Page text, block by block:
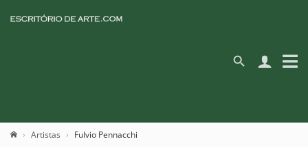
Artistas Fulvio Pennacchi